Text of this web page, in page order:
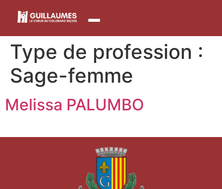
principal
Type de profession :
Sage-femme
Melissa PALUMBO